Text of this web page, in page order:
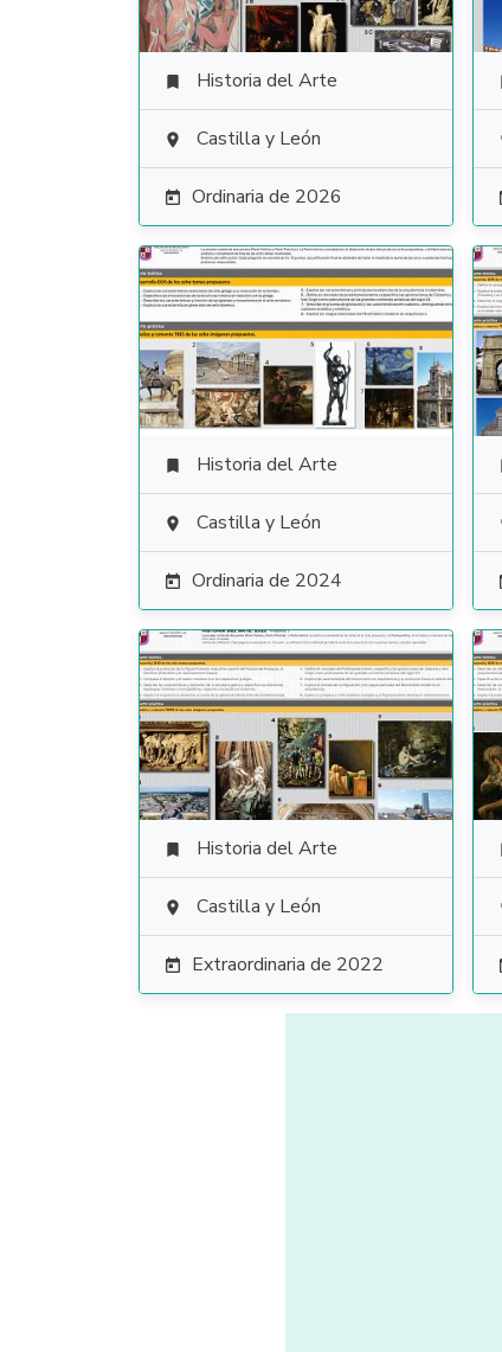
 Historia del Arte
 Castilla y León
 Ordinaria de 2026
 Historia del Arte
 Castilla y León
 Ordinaria de 2024
 Historia del Arte
 Castilla y León
 Extraordinaria de 2022